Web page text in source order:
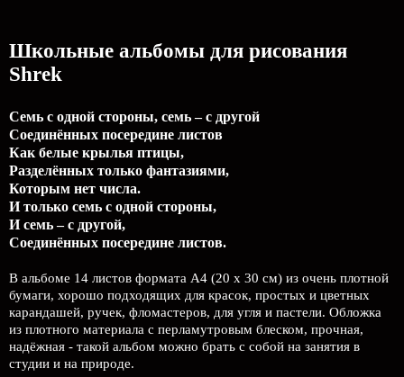
Школьные альбомы для рисования
Shrek
Семь с одной стороны, семь – с другой
Соединённых посередине листов
Как белые крылья птицы,
Разделённых только фантазиями,
Которым нет числа.
И только семь с одной стороны,
И семь – с другой,
Соединённых посередине листов.
В альбоме 14 листов формата А4 (20 х 30 см) из очень плотной
бумаги, хорошо подходящих для красок, простых и цветных
карандашей, ручек, фломастеров, для угля и пастели. Обложка
из плотного материала с перламутровым блеском, прочная,
надёжная - такой альбом можно брать с собой на занятия в
студии и на природе.